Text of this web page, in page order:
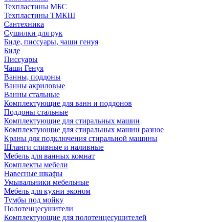
Техпластины МБС
Техпластины ТМКЩ
Сантехника
Сушилки для рук
Биде, писсуары, чаши генуя
Биде
Писсуары
Чаши Генуя
Ванны, поддоны
Ванны акриловые
Ванны стальные
Комплектующие для ванн и поддонов
Поддоны стальные
Комплектующие для стиральных машин
Комплектующие для стиральных машин разное
Краны для подключения стиральной машины
Шланги сливные и наливные
Мебель для ванных комнат
Комплекты мебели
Навесные шкафы
Умывальники мебельные
Мебель для кухни эконом
Тумбы под мойку
Полотенцесушители
Комплектующие для полотенцесушителей